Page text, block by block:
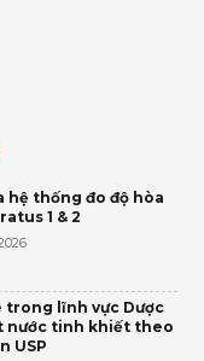
hệ thống đo độ hòa
1 & 2
trong lĩnh vực Dược
nước tinh khiết theo
USP